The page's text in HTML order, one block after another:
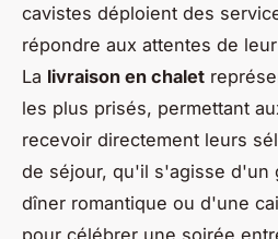
cavistes déploient des
répondre aux attentes de
La livraison en chalet
les plus prisés, permettant
recevoir directement leurs
de séjour, qu'il s'agisse d'un
dîner romantique ou d'une
pour célébrer une soirée